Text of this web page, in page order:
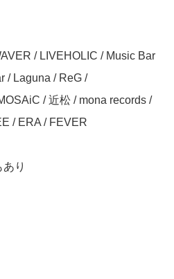
/ LIVEHOLIC / Music Bar
/ Laguna / ReG /
/ 近松 / mona records /
/ ERA / FEVER
り